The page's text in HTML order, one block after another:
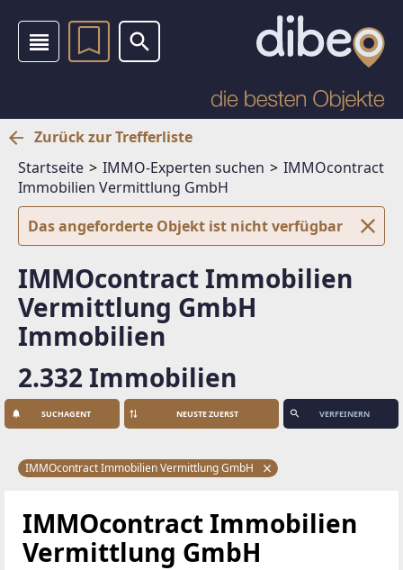
Zurück zur Trefferliste
Startseite
IMMO-Experten suchen
IMMOcontract
Immobilien Vermittlung GmbH
Das angeforderte Objekt ist nicht verfügbar
IMMOcontract Immobilien
Vermittlung GmbH
Immobilien
2.332 Immobilien
SUCHAGENT VERFEINERN
IMMOcontract Immobilien Vermittlung GmbH
IMMOcontract Immobilien
Vermittlung GmbH